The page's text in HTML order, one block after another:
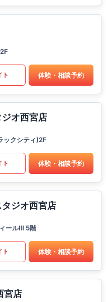
ト 体験・相談予約
オ西宮店
ックシティ)2F
ト 体験・相談予約
ジオ西宮店
ールⅢ 5階
ト 体験・相談予約
宮店